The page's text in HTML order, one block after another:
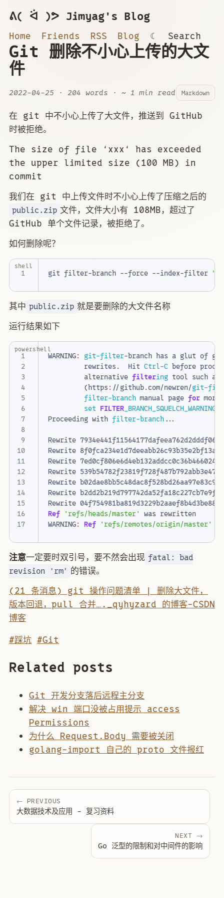
ᕕ( ᐛ )ᕗ Jimyag's Blog
Home Friends RSS Blog ☾ Search
Git 删除不小心上传的大文
件
2022-04-25 · 204 words · ~ 1 min read Markdown
在 git 中不小心上传了大文件，推送到 GitHub
时被拒绝。
The size of file ‘xxx‘ has exceeded
the upper limited size (100 MB) in
commit
我们在 git 中上传文件时不小心上传了压缩之后的
public.zip 文件，文件大小有 108MB，超过了
GitHub 单个文件记录，被拒绝了。
如何删除呢？
1 git filter-branch --force --index-filter
shell
其中 public.zip 就是要删除的大文件名称
运行结果如下
1
2
4
5
6
7
8
9
10
11
12
14
15
16
17
WARNING: git-filter-branch has a glut of
rewrites. Hit Ctrl-C before
alternative filtering tool such as
(https: //github.com/newren/git-
filter-branch manual page for more
set FILTER_BRANCH_SQUELCH_WARNING=1
Proceeding with filter-branch ...
Rewrite
Rewrite
Rewrite
Rewrite
Rewrite
Rewrite
Rewrite
Ref 'refs/heads/master' was rewritten
WARNING: Ref 'refs/remotes/origin/master'
powershell
注意一定要时双引号，要不然会出现 fatal: bad
revision 'rm' 的错误。
(21 条消息) git 操作问题清单 | 删除大文件，
版本回退，pull 合并…._qyhyzard 的博客-CSDN
博客
#踩坑 #Git
Related posts
Git 开发分支落后远程主分支
解决 win 端口没被占用提示 access
Permissions
为什么 Request.Body 需要被关闭
golang-import 自己的 proto 文件报红
← PREVIOUS
大数据技术及应用 - 复习资料
NEXT →
Go 泛型的限制和对中间件的影响